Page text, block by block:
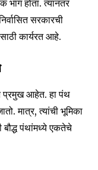
भाग होता. त्यानंतर
सरकारची
कार्यरत आहे.
प्रमुख आहेत. हा पंथ
मात्र, त्यांची भूमिका
बौद्ध पंथांमध्ये एकतेचे